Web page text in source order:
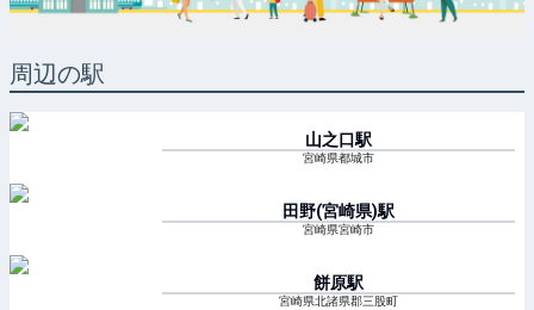
周辺の駅
山之口駅
宮崎県都城市
田野(宮崎県)駅
宮崎県宮崎市
餅原駅
宮崎県北諸県郡三股町